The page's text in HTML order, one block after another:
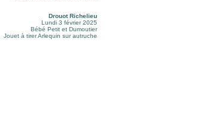
Drouot Richelieu
Lundi 3 février 2025
Bébé Petit et Dumoutier
Jouet à tirer Arlequin sur autruche